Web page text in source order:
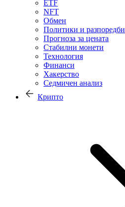
ETF
NFT
Обмен
Политики и разпоредби
Прогноза за цената
Стабилни монети
Технология
Финанси
Хакерство
Седмичен анализ
Крипто